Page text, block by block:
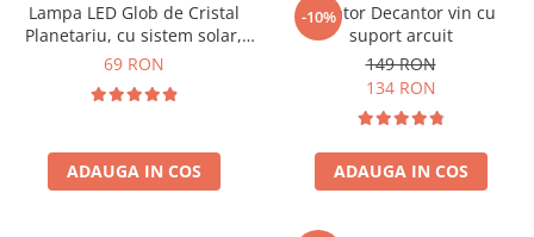
Lampa LED Glob de Cristal
Planetariu, cu sistem solar,
cadou captivant
69 RON
ADAUGA IN COS
-10%
Aerator Decantor vin cu
suport arcuit
149 RON
134 RON
ADAUGA IN COS